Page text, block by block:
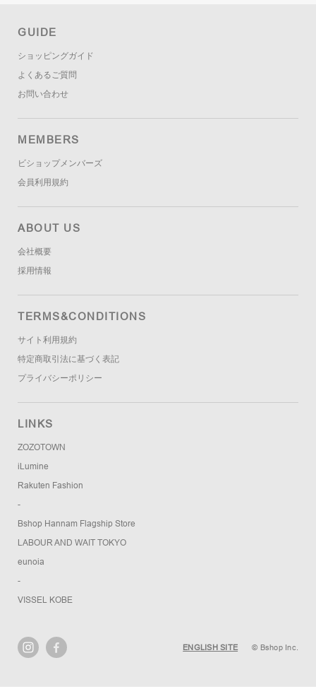
GUIDE
ショッピングガイド
よくあるご質問
お問い合わせ
MEMBERS
ビショップメンバーズ
会員利用規約
ABOUT US
会社概要
採用情報
TERMS&CONDITIONS
サイト利用規約
特定商取引法に基づく表記
プライバシーポリシー
LINKS
ZOZOTOWN
iLumine
Rakuten Fashion
-
Bshop Hannam Flagship Store
LABOUR AND WAIT TOKYO
eunoia
-
VISSEL KOBE
ENGLISH SITE © Bshop Inc.